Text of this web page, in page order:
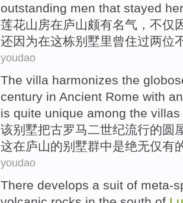
outstanding men that stayed
莲花山 房在庐山颇有名气 ， 不仅
还因为在这栋别墅里曾住过两位
youdao
The villa harmonizes the
century in Ancient Rome with
is quite unique among the villas
该别墅把古罗马二世纪流行的圆
这在庐山的别墅群中是绝无仅有
youdao
There develops a suit of meta-